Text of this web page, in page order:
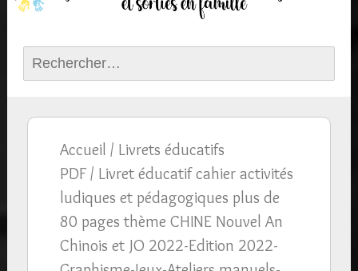
Rechercher :
Accueil / Livrets éducatifs
PDF/ Livret éducatif cahier activités
ludiques et pédagogiques plus de
80 pages thème CHINE Nouvel An
Chinois et JO 2022-Edition 2022-